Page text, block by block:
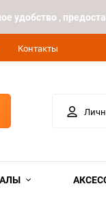
удобство ,
Контакты